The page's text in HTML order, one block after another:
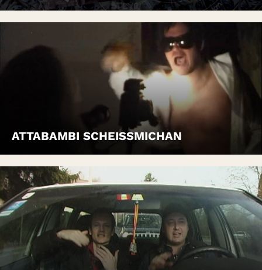
ATTABAMBI SCHEISSMICHAN